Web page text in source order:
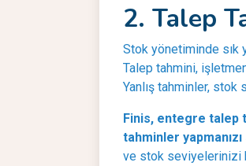
2. Talep
Stok yönetiminde sık
Talep tahmini,
Yanlış tahminler, stok
Finis, entegre talep
tahminler
ve stok seviyelerinizi